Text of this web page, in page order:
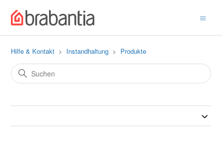
Hilfe & Kontakt Instandhaltung Produkte